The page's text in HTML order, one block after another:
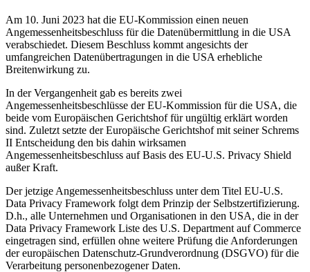
Am 10. Juni 2023 hat die EU-Kommission einen neuen
Angemessenheitsbeschluss für die Datenübermittlung in die USA
verabschiedet. Diesem Beschluss kommt angesichts der
umfangreichen Datenübertragungen in die USA erhebliche
Breitenwirkung zu.
In der Vergangenheit gab es bereits zwei
Angemessenheitsbeschlüsse der EU-Kommission für die USA, die
beide vom Europäischen Gerichtshof für ungültig erklärt worden
sind. Zuletzt setzte der Europäische Gerichtshof mit seiner Schrems
II Entscheidung den bis dahin wirksamen
Angemessenheitsbeschluss auf Basis des EU-U.S. Privacy Shield
außer Kraft.
Der jetzige Angemessenheitsbeschluss unter dem Titel EU-U.S.
Data Privacy Framework folgt dem Prinzip der Selbstzertifizierung.
D.h., alle Unternehmen und Organisationen in den USA, die in der
Data Privacy Framework Liste des U.S. Department auf Commerce
eingetragen sind, erfüllen ohne weitere Prüfung die Anforderungen
der europäischen Datenschutz-Grundverordnung (DSGVO) für die
Verarbeitung personenbezogener Daten.